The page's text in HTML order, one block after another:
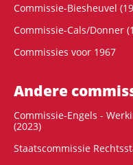
Commissie-Biesheuvel
Commissie-Cals/Donner
Commissies voor 1967
Andere
Commissie-Engels -
(2023)
Staatscommissie